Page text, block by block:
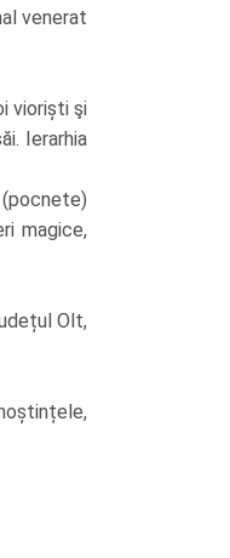
venerat
vioriști şi
Ierarhia
magice,
Olt,